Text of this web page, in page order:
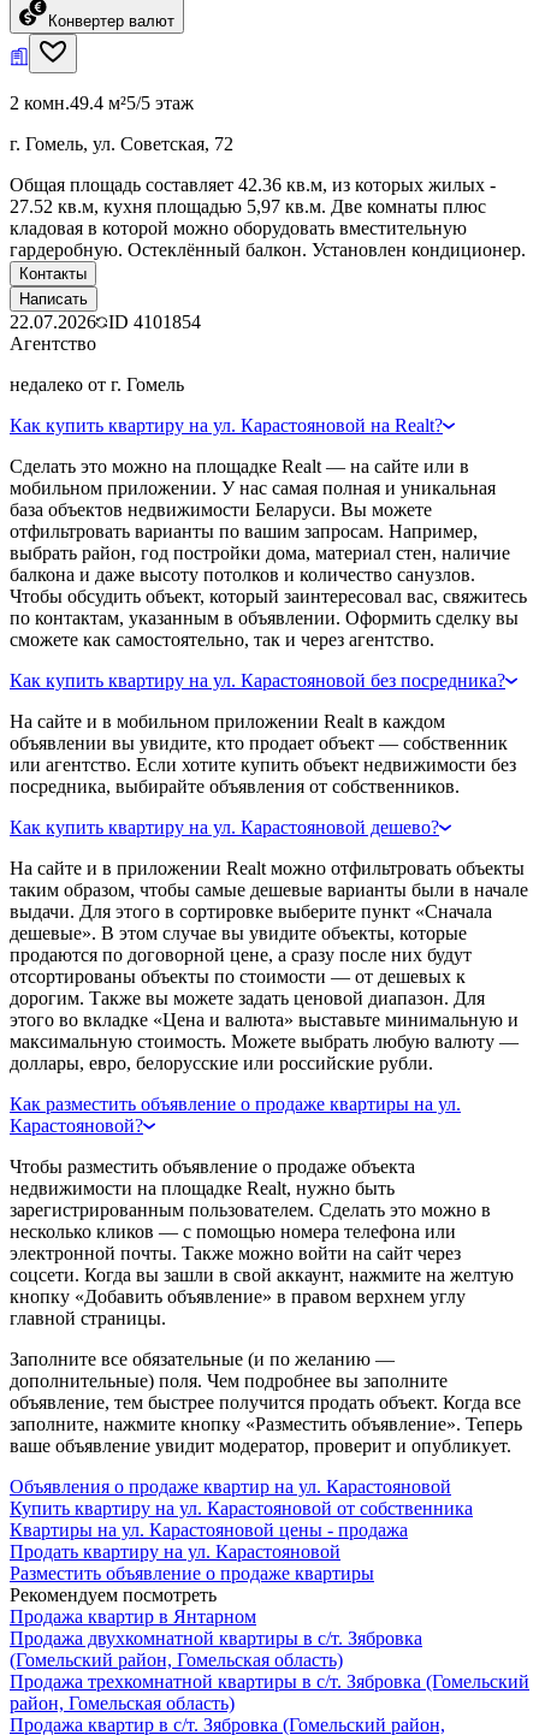
Конвертер валют
2 комн.49.4 м²5/5 этаж
г. Гомель, ул. Советская, 72
Общая площадь составляет 42.36 кв.м, из которых жилых -
27.52 кв.м, кухня площадью 5,97 кв.м. Две комнаты плюс
кладовая в которой можно оборудовать вместительную
гардеробную. Остеклённый балкон. Установлен кондиционер.
Контакты
Написать
22.07.2026 ID 4101854
Агентство
недалеко от г. Гомель
Как купить квартиру на ул. Карастояновой на Realt?
Сделать это можно на площадке Realt — на сайте или в
мобильном приложении. У нас самая полная и уникальная
база объектов недвижимости Беларуси. Вы можете
отфильтровать варианты по вашим запросам. Например,
выбрать район, год постройки дома, материал стен, наличие
балкона и даже высоту потолков и количество санузлов.
Чтобы обсудить объект, который заинтересовал вас, свяжитесь
по контактам, указанным в объявлении. Оформить сделку вы
сможете как самостоятельно, так и через агентство.
Как купить квартиру на ул. Карастояновой без посредника?
На сайте и в мобильном приложении Realt в каждом
объявлении вы увидите, кто продает объект — собственник
или агентство. Если хотите купить объект недвижимости без
посредника, выбирайте объявления от собственников.
Как купить квартиру на ул. Карастояновой дешево?
На сайте и в приложении Realt можно отфильтровать объекты
таким образом, чтобы самые дешевые варианты были в начале
выдачи. Для этого в сортировке выберите пункт «Сначала
дешевые». В этом случае вы увидите объекты, которые
продаются по договорной цене, а сразу после них будут
отсортированы объекты по стоимости — от дешевых к
дорогим. Также вы можете задать ценовой диапазон. Для
этого во вкладке «Цена и валюта» выставьте минимальную и
максимальную стоимость. Можете выбрать любую валюту —
доллары, евро, белорусские или российские рубли.
Как разместить объявление о продаже квартиры на ул.
Карастояновой?
Чтобы разместить объявление о продаже объекта
недвижимости на площадке Realt, нужно быть
зарегистрированным пользователем. Сделать это можно в
несколько кликов — с помощью номера телефона или
электронной почты. Также можно войти на сайт через
соцсети. Когда вы зашли в свой аккаунт, нажмите на желтую
кнопку «Добавить объявление» в правом верхнем углу
главной страницы.
Заполните все обязательные (и по желанию —
дополнительные) поля. Чем подробнее вы заполните
объявление, тем быстрее получится продать объект. Когда все
заполните, нажмите кнопку «Разместить объявление». Теперь
ваше объявление увидит модератор, проверит и опубликует.
Объявления о продаже квартир на ул. Карастояновой
Купить квартиру на ул. Карастояновой от собственника
Квартиры на ул. Карастояновой цены - продажа
Продать квартиру на ул. Карастояновой
Разместить объявление о продаже квартиры
Рекомендуем посмотреть
Продажа квартир в Янтарном
Продажа двухкомнатной квартиры в с/т. Зябровка
(Гомельский район, Гомельская область)
Продажа трехкомнатной квартиры в с/т. Зябровка (Гомельский
район, Гомельская область)
Продажа квартир в с/т. Зябровка (Гомельский район,